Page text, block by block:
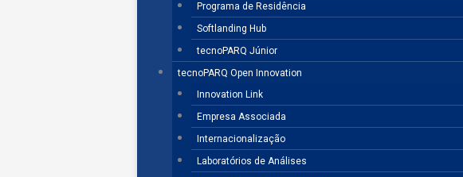
Programa de Residência
Softlanding Hub
tecnoPARQ Júnior
tecnoPARQ Open Innovation
Innovation Link
Empresa Associada
Internacionalização
Laboratórios de Análises